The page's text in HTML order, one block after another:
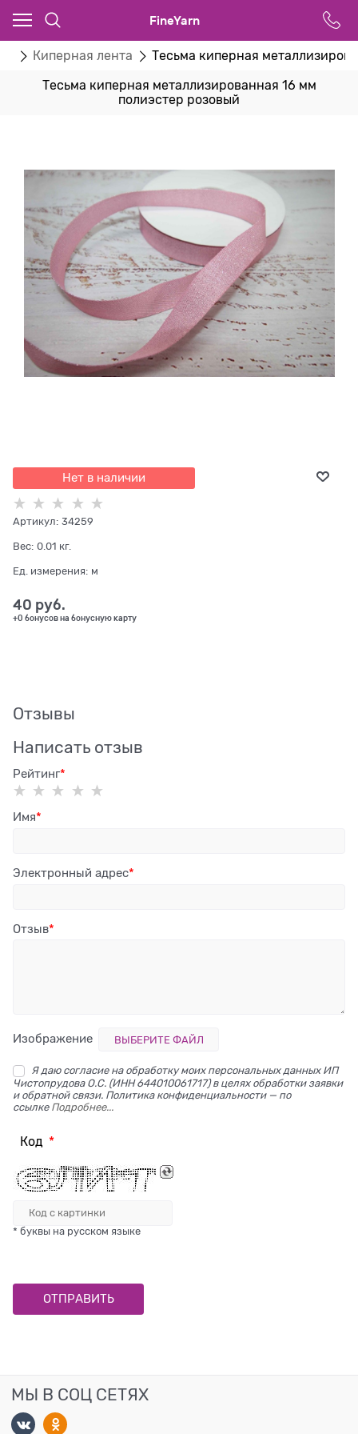
FineYarn
Киперная лента Тесьма киперная
Тесьма киперная металлизированная 16 мм
полиэстер розовый
Нет в наличии
Артикул: 34259
Вес: 0.01 кг.
Ед. измерения: м
40 руб.
+0 бонусов на бонусную карту
Отзывы
Написать отзыв
Рейтинг
Имя
Электронный адрес
Отзыв
Изображение ВЫБЕРИТЕ ФАЙЛ
Я даю согласие на обработку моих персональных данных ИП
Чистопрудова О.С. (ИНН 644010061717) в целях обработки заявки
и обратной связи. Политика конфиденциальности — по
ссылке Подробнее...
Код
* буквы на русском языке
МЫ В СОЦ СЕТЯХ